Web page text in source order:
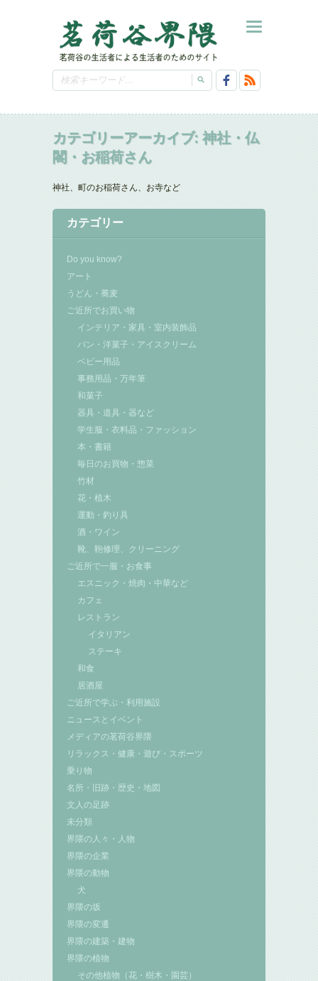
カテゴリーアーカイブ:神社・仏
閣・お稲荷さん
神社、町のお稲荷さん、お寺など
カテゴリー
Do you know?
アート
うどん・蕎麦
ご近所でお買い物
インテリア・家具・室内装飾品
パン・洋菓子・アイスクリーム
ベビー用品
事務用品・万年筆
和菓子
器具・道具・器など
学生服・衣料品・ファッション
本・書籍
毎日のお買物・惣菜
竹材
花・植木
運動・釣り具
酒・ワイン
靴、鞄修理、クリーニング
ご近所で一服・お食事
エスニック・焼肉・中華など
カフェ
レストラン
イタリアン
ステーキ
和食
居酒屋
ご近所で学ぶ・利用施設
ニュースとイベント
メディアの茗荷谷界隈
リラックス・健康・遊び・スポーツ
乗り物
名所・旧跡・歴史・地図
文人の足跡
未分類
界隈の人々・人物
界隈の企業
界隈の動物
犬
界隈の坂
界隈の変遷
界隈の建築・建物
界隈の植物
その他植物（花・樹木・園芸）